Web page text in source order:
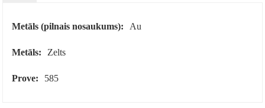
Metāls (pilnais nosaukums): Au
Metāls: Zelts
Prove: 585